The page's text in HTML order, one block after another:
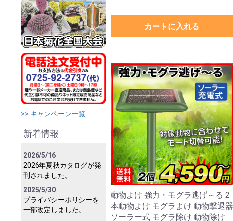
>> キャンペーン一覧
新着情報
2026/5/16
2026年夏秋カタログが発
刊されました。
2025/5/30
プライバシーポリシーを
一部改定しました。
カートに入れる
動物よけ 強力・モグラ逃げ～る 2
本動物よけ モグラよけ 動物撃退器
ソーラー式 モグラ除け 動物除け